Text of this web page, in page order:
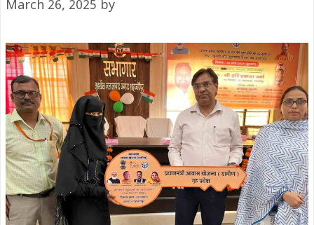
March 26, 2025 by